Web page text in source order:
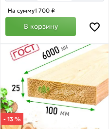
На сумму1 700 ₽
В корзину
- 13 %